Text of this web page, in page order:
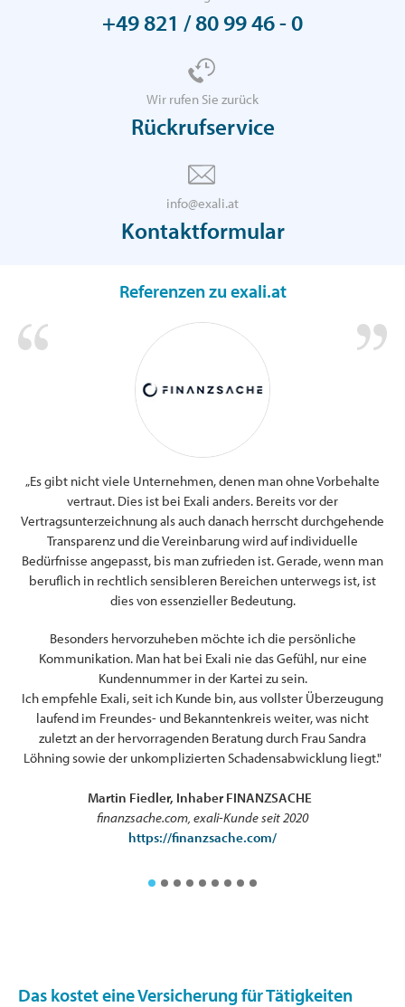
+49 821 / 80 99 46 - 0
Wir rufen Sie zurück
Rückrufservice
info@exali.at
Kontaktformular
Referenzen zu exali.at
„Es gibt nicht viele Unternehmen, denen man ohne Vorbehalte
vertraut. Dies ist bei Exali anders. Bereits vor der
Vertragsunterzeichnung als auch danach herrscht durchgehende
Transparenz und die Vereinbarung wird auf individuelle
Bedürfnisse angepasst, bis man zufrieden ist. Gerade, wenn man
beruflich in rechtlich sensibleren Bereichen unterwegs ist, ist
dies von essenzieller Bedeutung.
Besonders hervorzuheben möchte ich die persönliche
Kommunikation. Man hat bei Exali nie das Gefühl, nur eine
Kundennummer in der Kartei zu sein.
Ich empfehle Exali, seit ich Kunde bin, aus vollster Überzeugung
laufend im Freundes- und Bekanntenkreis weiter, was nicht
zuletzt an der hervorragenden Beratung durch Frau Sandra
Löhning sowie der unkomplizierten Schadensabwicklung liegt."
Martin Fiedler, Inhaber FINANZSACHE
finanzsache.com, exali-Kunde seit 2020
https://finanzsache.com/
Das kostet eine Versicherung für Tätigkeiten